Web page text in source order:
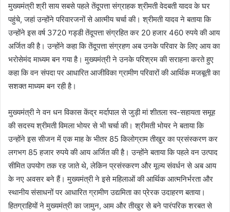
मुख्यमंत्री श्री साय सबसे पहले तेंदूपत्ता संग्राहक श्रीमती वेदबती यादव के घर
पहुंचे, जहां उन्होंने परिवारजनों से आत्मीय चर्चा की। श्रीमती यादव ने बताया कि
उन्होंने इस वर्ष 3720 गड्डी तेंदूपत्ता संग्रहित कर 20 हजार 460 रुपये की आय
अर्जित की है। उन्होंने कहा कि तेंदूपत्ता संग्रहण अब उनके परिवार के लिए आय का
भरोसेमंद माध्यम बन गया है। मुख्यमंत्री ने उनके परिश्रम की सराहना करते हुए
कहा कि वन संपदा पर आधारित आजीविका ग्रामीण परिवारों की आर्थिक मजबूती का
सशक्त माध्यम बन रही है।
मुख्यमंत्री ने वन धन विकास केंद्र मर्दापाल से जुड़ी मां शीतला स्व-सहायता समूह
की सदस्य श्रीमती विमला भोयर से भी चर्चा की। श्रीमती भोयर ने बताया कि
उन्होंने इस सीजन में एक माह के भीतर 85 किलोग्राम तीखुर का प्रसंस्करण कर
लगभग 85 हजार रुपये की आय अर्जित की है। उन्होंने बताया कि पहले वन उत्पाद
सीमित उपयोग तक रह जाते थे, लेकिन प्रसंस्करण और मूल्य संवर्धन से अब आय
के नए अवसर बने हैं। मुख्यमंत्री ने इसे महिलाओं की आर्थिक आत्मनिर्भरता और
स्थानीय संसाधनों पर आधारित ग्रामीण उद्यमिता का प्रेरक उदाहरण बताया।
हितग्राहियों ने मुख्यमंत्री का जामुन, आम और तीखुर से बने पारंपरिक शरबत से